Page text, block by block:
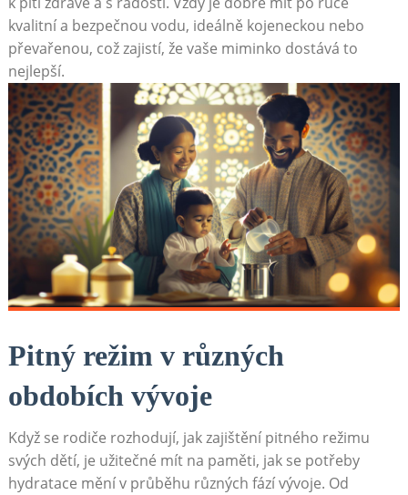
kvalitní a bezpečnou vodu, ideálně kojeneckou nebo
převařenou, což zajistí, že vaše miminko dostává to
nejlepší.
Pitný režim v různých
obdobích vývoje
Když se rodiče rozhodují, jak zajištění pitného režimu
svých dětí, je užitečné mít na paměti, jak se potřeby
hydratace mění v průběhu různých fází vývoje. Od